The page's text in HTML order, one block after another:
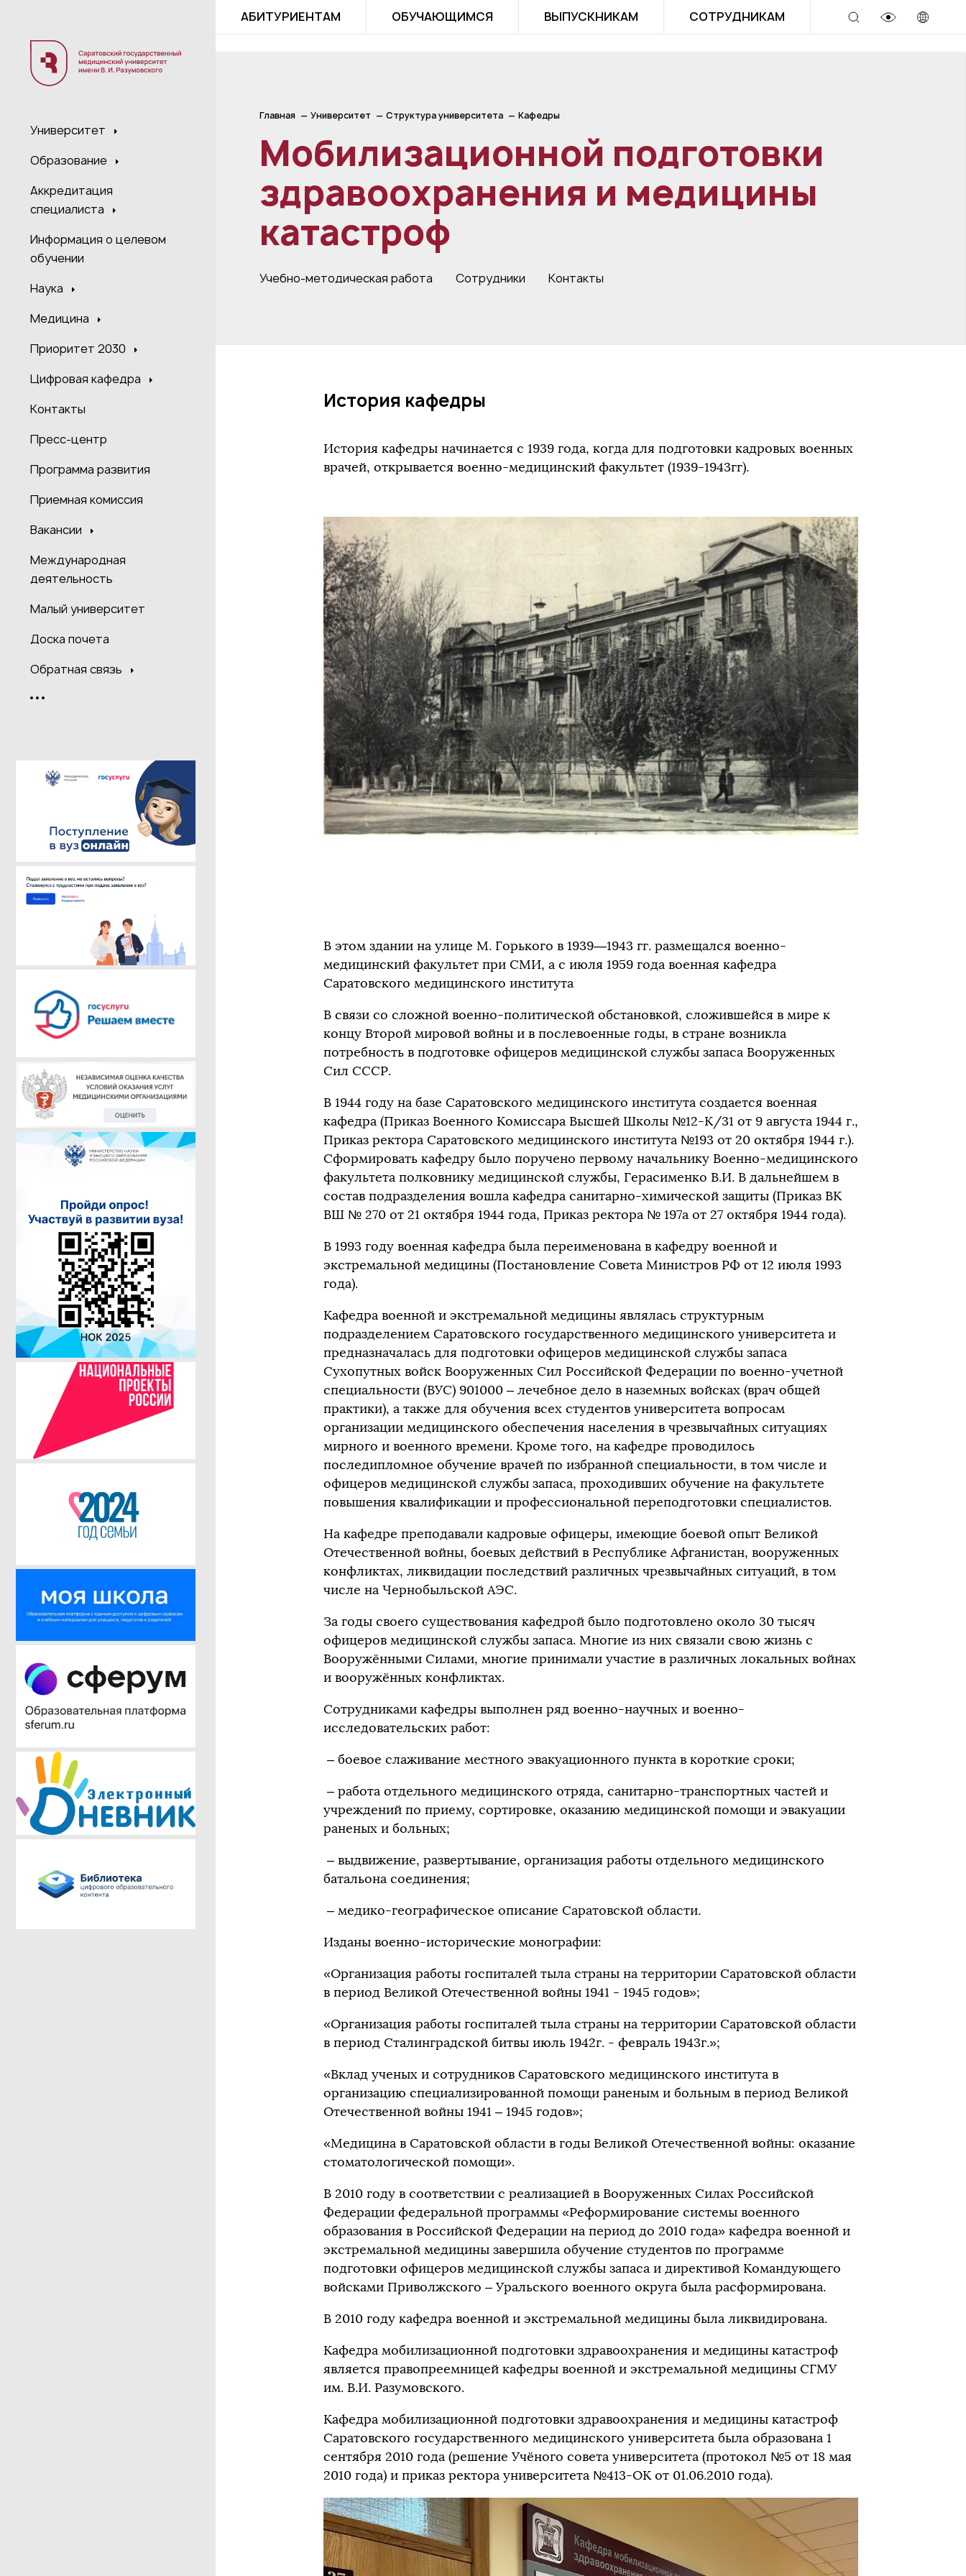
Университет
Образование
Аккредитация
специалиста
Информация о целевом
обучении
Наука
Медицина
Приоритет 2030
Цифровая кафедра
Контакты
Пресс-центр
Программа развития
Приемная комиссия
Вакансии
Международная
деятельность
Малый университет
Доска почета
Обратная связь
АБИТУРИЕНТАМ ОБУЧАЮЩИМСЯ ВЫПУСКНИКАМ СОТРУДНИКАМ
Главная Университет Структура университета Кафедры
Мобилизационной подготовки
здравоохранения и медицины
катастроф
Учебно-методическая работа Сотрудники Контакты
История кафедры
История кафедры начинается с 1939 года, когда для подготовки кадровых военных
врачей, открывается военно-медицинский факультет (1939-1943гг).
В этом здании на улице М. Горького в 1939—1943 гг. размещался военно-
медицинский факультет при СМИ, а с июля 1959 года военная кафедра
Саратовского медицинского института
В связи со сложной военно-политической обстановкой, сложившейся в мире к
концу Второй мировой войны и в послевоенные годы, в стране возникла
потребность в подготовке офицеров медицинской службы запаса Вооруженных
Сил СССР.
В 1944 году на базе Саратовского медицинского института создается военная
кафедра (Приказ Военного Комиссара Высшей Школы №12-К/31 от 9 августа 1944 г.,
Приказ ректора Саратовского медицинского института №193 от 20 октября 1944 г.).
Сформировать кафедру было поручено первому начальнику Военно-медицинского
факультета полковнику медицинской службы, Герасименко В.И. В дальнейшем в
состав подразделения вошла кафедра санитарно-химической защиты (Приказ ВК
ВШ № 270 от 21 октября 1944 года, Приказ ректора № 197а от 27 октября 1944 года).
В 1993 году военная кафедра была переименована в кафедру военной и
экстремальной медицины (Постановление Совета Министров РФ от 12 июля 1993
года).
Кафедра военной и экстремальной медицины являлась структурным
подразделением Саратовского государственного медицинского университета и
предназначалась для подготовки офицеров медицинской службы запаса
Сухопутных войск Вооруженных Сил Российской Федерации по военно-учетной
специальности (ВУС) 901000 – лечебное дело в наземных войсках (врач общей
практики), а также для обучения всех студентов университета вопросам
организации медицинского обеспечения населения в чрезвычайных ситуациях
мирного и военного времени. Кроме того, на кафедре проводилось
последипломное обучение врачей по избранной специальности, в том числе и
офицеров медицинской службы запаса, проходивших обучение на факультете
повышения квалификации и профессиональной переподготовки специалистов.
На кафедре преподавали кадровые офицеры, имеющие боевой опыт Великой
Отечественной войны, боевых действий в Республике Афганистан, вооруженных
конфликтах, ликвидации последствий различных чрезвычайных ситуаций, в том
числе на Чернобыльской АЭС.
За годы своего существования кафедрой было подготовлено около 30 тысяч
офицеров медицинской службы запаса. Многие из них связали свою жизнь с
Вооружёнными Силами, многие принимали участие в различных локальных войнах
и вооружённых конфликтах.
Сотрудниками кафедры выполнен ряд военно-научных и военно-
исследовательских работ:
– боевое слаживание местного эвакуационного пункта в короткие сроки;
– работа отдельного медицинского отряда, санитарно-транспортных частей и
учреждений по приему, сортировке, оказанию медицинской помощи и эвакуации
раненых и больных;
– выдвижение, развертывание, организация работы отдельного медицинского
батальона соединения;
– медико-географическое описание Саратовской области.
Изданы военно-исторические монографии:
«Организация работы госпиталей тыла страны на территории Саратовской области
в период Великой Отечественной войны 1941 - 1945 годов»;
«Организация работы госпиталей тыла страны на территории Саратовской области
в период Сталинградской битвы июль 1942г. - февраль 1943г.»;
«Вклад ученых и сотрудников Саратовского медицинского института в
организацию специализированной помощи раненым и больным в период Великой
Отечественной войны 1941 – 1945 годов»;
«Медицина в Саратовской области в годы Великой Отечественной войны: оказание
стоматологической помощи».
В 2010 году в соответствии с реализацией в Вооруженных Силах Российской
Федерации федеральной программы «Реформирование системы военного
образования в Российской Федерации на период до 2010 года» кафедра военной и
экстремальной медицины завершила обучение студентов по программе
подготовки офицеров медицинской службы запаса и директивой Командующего
войсками Приволжского – Уральского военного округа была расформирована.
В 2010 году кафедра военной и экстремальной медицины была ликвидирована.
Кафедра мобилизационной подготовки здравоохранения и медицины катастроф
является правопреемницей кафедры военной и экстремальной медицины СГМУ
им. В.И. Разумовского.
Кафедра мобилизационной подготовки здравоохранения и медицины катастроф
Саратовского государственного медицинского университета была образована 1
сентября 2010 года (решение Учёного совета университета (протокол №5 от 18 мая
2010 года) и приказ ректора университета №413-ОК от 01.06.2010 года).